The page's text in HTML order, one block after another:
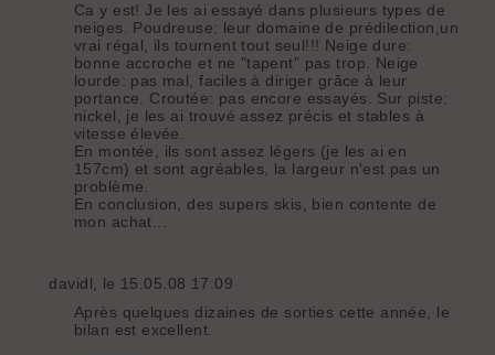
Ca y est! Je les ai essayé dans plusieurs types de
neiges. Poudreuse: leur domaine de prédilection,un
vrai régal, ils tournent tout seul!!! Neige dure:
bonne accroche et ne "tapent" pas trop. Neige
lourde: pas mal, faciles à diriger grâce à leur
portance. Croutée: pas encore essayés. Sur piste:
nickel, je les ai trouvé assez précis et stables à
vitesse élevée.
En montée, ils sont assez légers (je les ai en
157cm) et sont agréables, la largeur n'est pas un
problème.
En conclusion, des supers skis, bien contente de
mon achat...
davidl, le 15.05.08 17:09
Après quelques dizaines de sorties cette année, le
bilan est excellent.